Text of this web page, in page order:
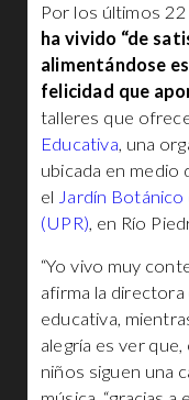
Por los últimos 22
ha vivido “de
alimentándose
felicidad que
talleres que
Educativa, una
ubicada en medio
el Jardín Botánico
(UPR), en Río
“Yo vivo muy
afirma la
educativa,
alegría es ver
niños siguen una